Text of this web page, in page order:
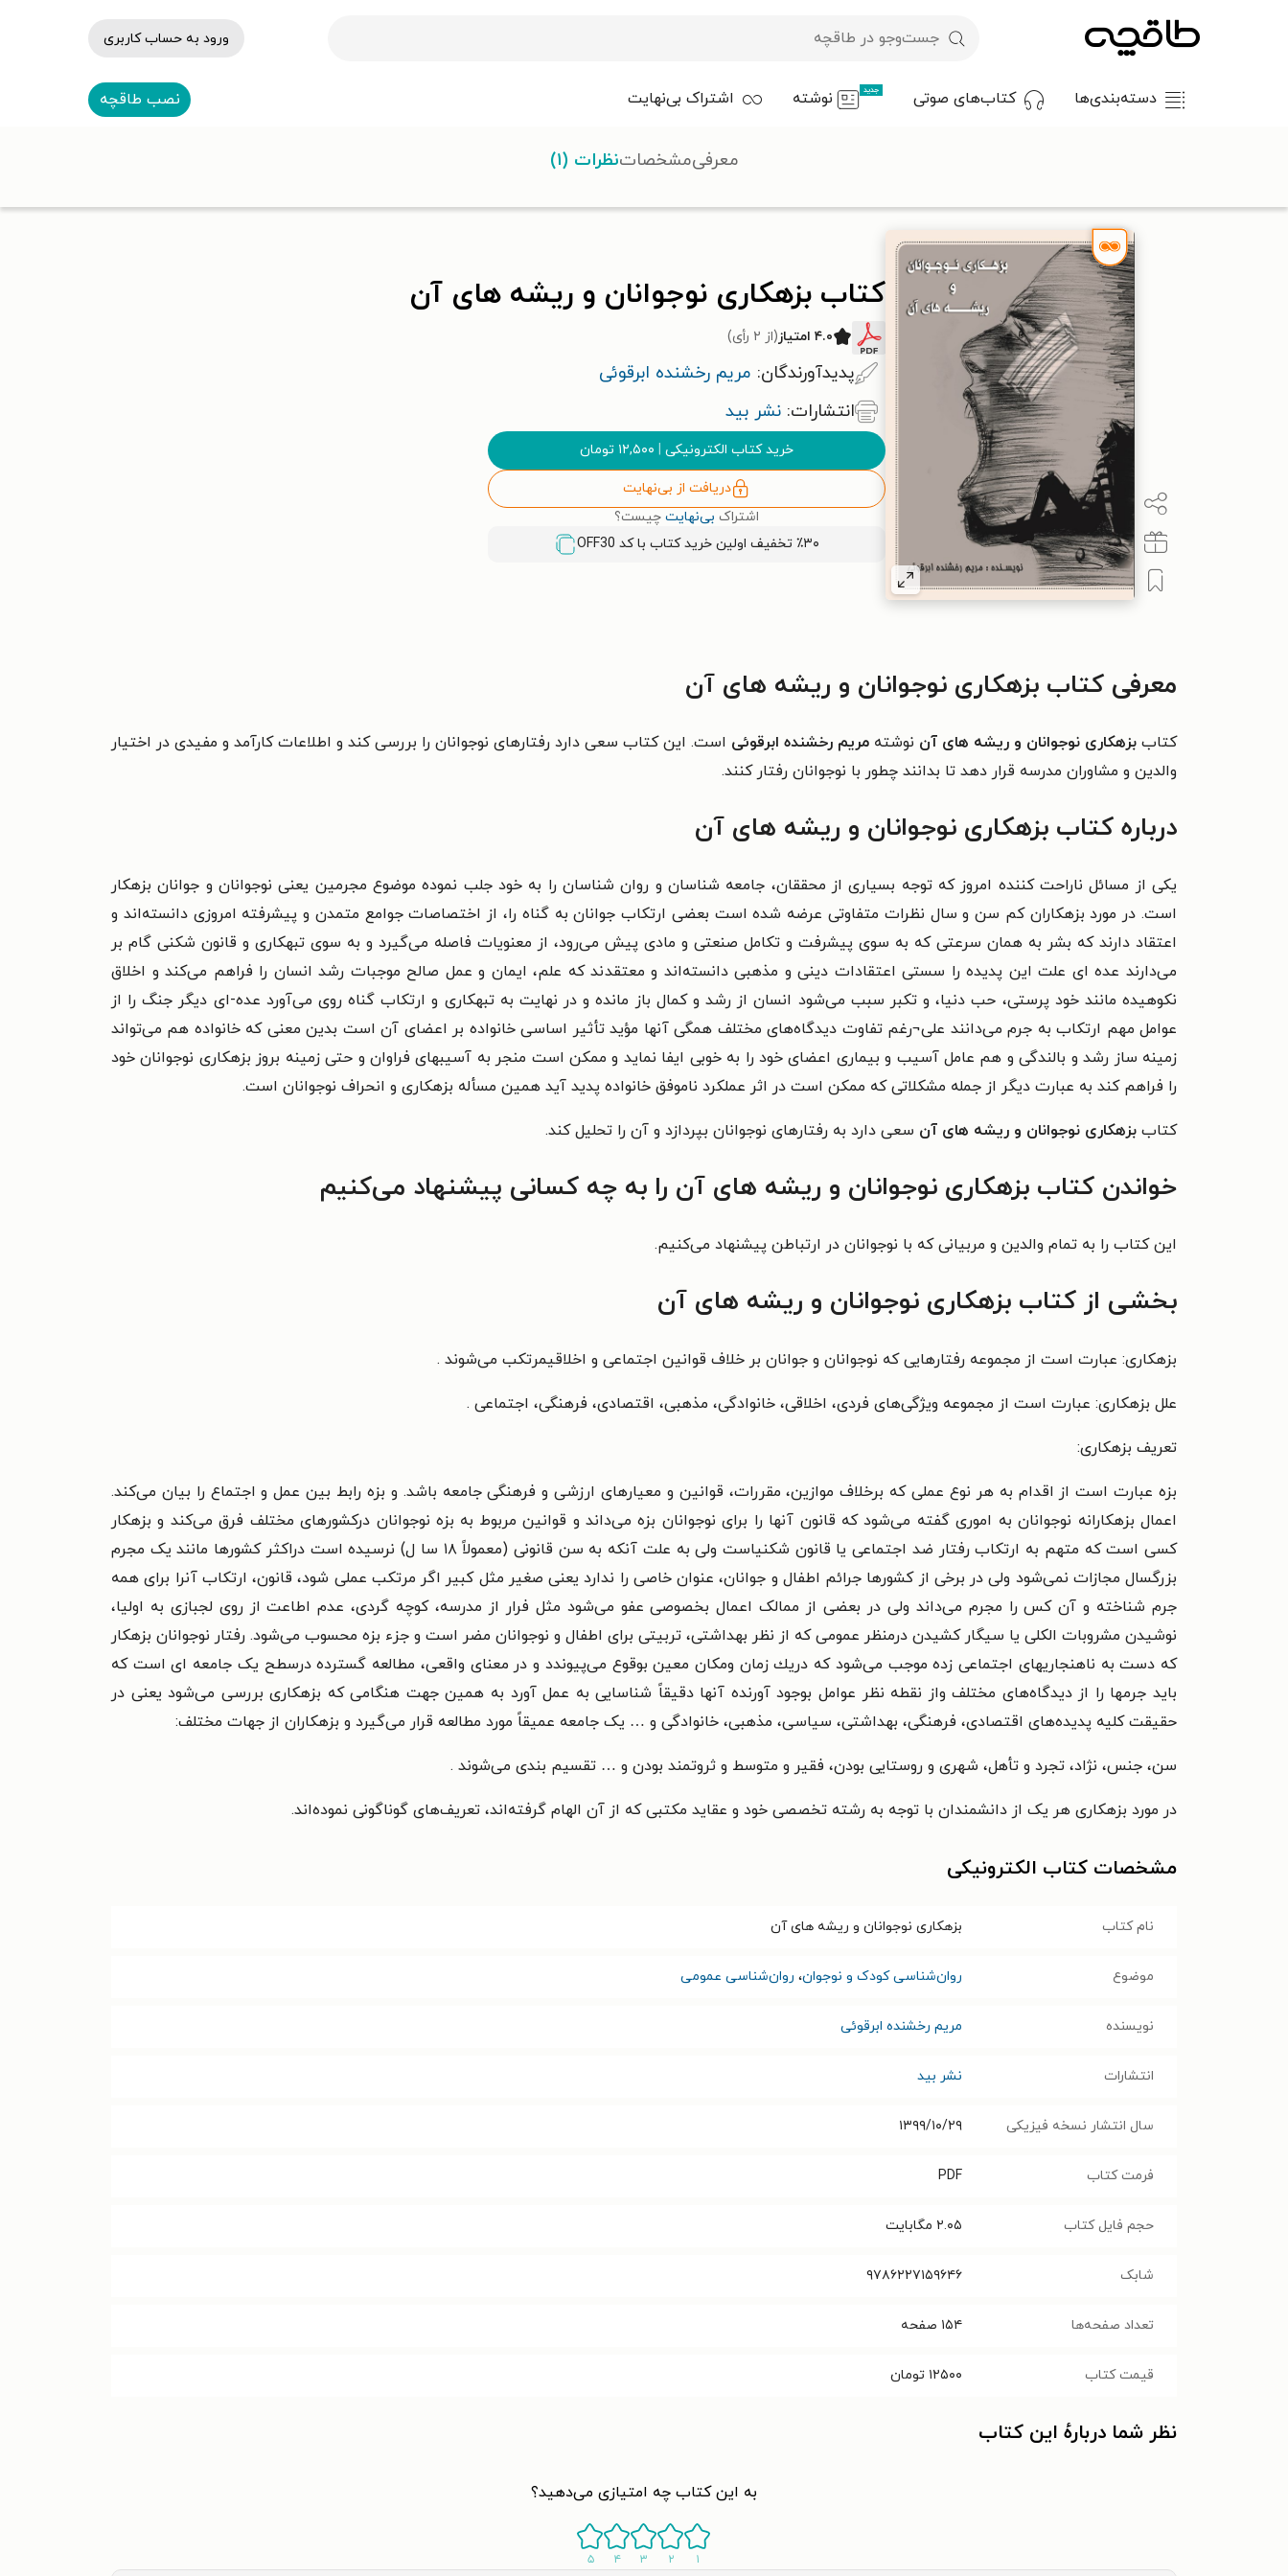
ورود به حساب کاربری
دسته‌بندی‌ها کتاب‌های صوتی جدید نوشته اشتراک بی‌نهایت نصب طاقچه
کتاب بزهکاری نوجوانان و ریشه های آن
۴.۰ امتیاز (از ۲ رأی)
پدیدآورندگان: مریم رخشنده ابرقوئی
انتشارات: نشر بید
خرید کتاب الکترونیکی ۱۲,۵۰۰ تومان
دریافت از بی‌نهایت
اشتراک بی‌نهایت چیست؟
٪۳۰ تخفیف اولین خرید کتاب با کد
OFF30
معرفیمشخصاتنظرات (۱)
معرفی کتاب بزهکاری نوجوانان و ریشه های آن
کتاب بزهکاری نوجوانان و ریشه های آن نوشته مریم رخشنده ابرقوئی است. این کتاب سعی دارد رفتارهای نوجوانان را بررسی کند و اطلاعات کارآمد و مفیدی در اختیار
والدین و مشاوران مدرسه قرار دهد تا بدانند چطور با نوجوانان رفتار کنند.
درباره کتاب بزهکاری نوجوانان و ریشه های آن
یکی از مسائل ناراحت کننده امروز که توجه بسیاری از محققان، جامعه شناسان و روان شناسان را به خود جلب نموده موضوع مجرمین یعنی نوجوانان و جوانان بزهکار
است. در مورد بزهکاران کم سن و سال نظرات متفاوتی عرضه شده است بعضی ارتکاب جوانان به گناه را، از اختصاصات جوامع متمدن و پیشرفته امروزی دانسته‌اند و
اعتقاد دارند که بشر به همان سرعتی که به سوی پیشرفت و تکامل صنعتی و مادی پیش می‌رود، از معنویات فاصله می‌گیرد و به سوی تبهکاری و قانون شکنی گام بر
می‌دارند عده ای علت این پدیده را سستی اعتقادات دینی و مذهبی دانسته‌اند و معتقدند که علم، ایمان و عمل صالح موجبات رشد انسان را فراهم می‌کند و اخلاق
نکوهیده مانند خود پرستی، حب دنیا، و تکبر سبب می‌شود انسان از رشد و کمال باز مانده و در نهایت به تبهکاری و ارتکاب گناه روی می‌آورد عده-ای دیگر جنگ را از
عوامل مهم ارتکاب به جرم می‌دانند علی¬رغم تفاوت دیدگاه‌های مختلف همگی آنها مؤید تأثیر اساسی خانواده بر اعضای آن است بدین معنی که خانواده هم می‌تواند
زمینه ساز رشد و بالندگی و هم عامل آسیب و بیماری اعضای خود را به خوبی ایفا نماید و ممکن است منجر به آسیبهای ‌فراوان و حتی زمینه بروز بزهکاری نوجوانان خود
را فراهم کند به عبارت دیگر از جمله مشکلاتی که ممکن است در اثر عملکرد ناموفق خانواده پدید آید همین مسأله بزهکاری و انحراف نوجوانان است.
کتاب بزهکاری نوجوانان و ریشه های آن سعی دارد به رفتارهای نوجوانان بپردازد و آن را تحلیل کند.
خواندن کتاب بزهکاری نوجوانان و ریشه های آن را به چه کسانی پیشنهاد می‌کنیم
این کتاب را به تمام والدین و مربیانی که با نوجوانان در ارتباطن پیشنهاد می‌کنیم.
بخشی از کتاب بزهکاری نوجوانان و ریشه های آن
بزهكاری: عبارت است از مجموعه رفتارهایی كه نوجوانان و جوانان بر خلاف قوانین اجتماعی و اخلاقیمرتكب می‌شوند .
علل بزهكاری: عبارت است از مجموعه ویژگی‌های فردی، اخلاقی، ‌خانوادگی، ‌مذهبی، اقتصادی، فرهنگی، اجتماعی .
تعریف بزهكاری:
بزه عبارت است از اقدام به هر نوع عملی كه برخلاف موازین، مقررات، ‌قوانین و معیارهای ارزشی و فرهنگی جامعه باشد. و بزه رابط بین عمل و اجتماع را بیان می‌كند.
اعمال بزهكارانه نوجوانان به اموری گفته می‌شود كه قانون آنها را برای نوجوانان بزه می‌داند و قوانین مربوط به بزه نوجوانان دركشورهای مختلف فرق می‌كند و بزهكار
كسی است كه متهم به ارتكاب رفتار ضد اجتماعی یا قانون شكنیاست ولی به علت آنكه به سن قانونی (معمولاً ۱۸ سا ل) نرسیده است دراكثر كشورها مانند یک مجرم
بزرگسال مجازات نمی‌شود ولی در برخی از كشورها جرائم اطفال و جوانان، عنوان خاصی را ندارد یعنی صغیر مثل كبیر اگر مرتكب عملی شود، قانون، ارتكاب آنرا برای همه
جرم شناخته و آن كس را مجرم می‌داند ولی در بعضی از ممالک اعمال بخصوصی عفو می‌شود مثل فرار از مدرسه، ‌كوچه گردی، عدم اطاعت از روی لجبازی به اولیا‌،
نوشیدن مشروبات الكلی یا سیگار كشیدن درمنظر عمومی كه از نظر بهداشتی، تربیتی برای اطفال و نوجوانان مضر است و جزء بزه محسوب می‌شود. رفتار نوجوانان بزهكار
كه دست به ناهنجاریهای اجتماعی زده موجب می‌شود كه دریك زمان ومكان معین بوقوع می‌پیوندد و در معنای واقعی، مطالعه گسترده درسطح یک جامعه ای است كه
باید جرمها را از دیدگاه‌های مختلف واز نقطه نظر عوامل بوجود آورنده آنها دقیقاً‌ شناسایی به عمل آورد به همین جهت هنگامی كه بزهكاری بررسی می‌شود یعنی در
حقیقت كلیه پدیده‌های اقتصادی، فرهنگی، ‌بهداشتی، ‌سیاسی، مذهبی، خانوادگی و … یک جامعه عمیقاً مورد مطالعه قرار می‌گیرد و بزهكاران از جهات مختلف:
سن، جنس، نژاد، تجرد و تأهل، شهری و روستایی بودن، فقیر و متوسط و ثروتمند بودن و … تقسیم بندی می‌شوند .
در مورد بزهكاری هر یک از دانشمندان با توجه به رشته تخصصی خود و عقاید مكتبی كه از آن الهام گرفته‌اند، تعریف‌های گوناگونی نموده‌اند.
مشخصات کتاب الکترونیکی
نام کتاب بزهکاری نوجوانان و ریشه های آن
موضوع روان‌شناسی کودک و نوجوان، روان‌شناسی عمومی
نویسنده مریم رخشنده ابرقوئی
انتشارات نشر بید
سال انتشار نسخه فیزیکی ۱۳۹۹/۱۰/۲۹
فرمت کتاب PDF
حجم فایل کتاب ۲.۰۵ مگابایت
شابک ۹۷۸۶۲۲۷۱۵۹۶۴۶
تعداد صفحه‌ها ۱۵۴ صفحه
قیمت کتاب ۱۲۵۰۰ تومان
نظر شما دربارهٔ این کتاب
به این کتاب چه امتیازی می‌دهید؟
۱ ۲ ۳ ۴ ۵